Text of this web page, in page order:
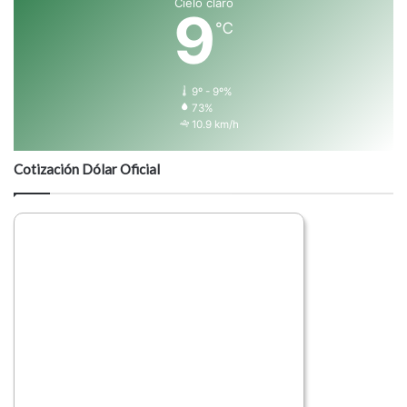
9 ℃
9º - 9º%
73%
10.9 km/h
Cotización Dólar Oficial